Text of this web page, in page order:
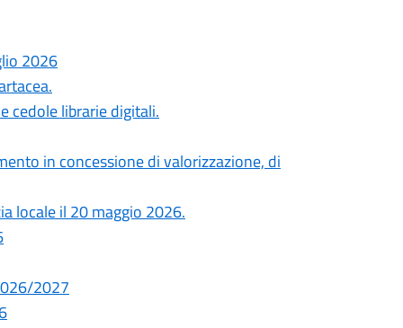
2026
cedole librarie digitali.
in concessione di valorizzazione, di
locale il 20 maggio 2026.
2027